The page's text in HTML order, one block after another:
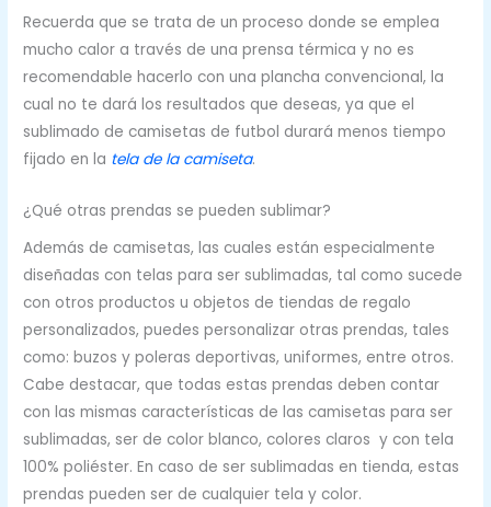
Recuerda que se trata de un proceso donde se emplea
mucho calor a través de una prensa térmica y no es
recomendable hacerlo con una plancha convencional, la
cual no te dará los resultados que deseas, ya que el
sublimado de camisetas de futbol durará menos tiempo
fijado en la tela de la camiseta.
¿Qué otras prendas se pueden sublimar?
Además de camisetas, las cuales están especialmente
diseñadas con telas para ser sublimadas, tal como sucede
con otros productos u objetos de tiendas de regalo
personalizados, puedes personalizar otras prendas, tales
como: buzos y poleras deportivas, uniformes, entre otros.
Cabe destacar, que todas estas prendas deben contar
con las mismas características de las camisetas para ser
sublimadas, ser de color blanco, colores claros y con tela
100% poliéster. En caso de ser sublimadas en tienda, estas
prendas pueden ser de cualquier tela y color.